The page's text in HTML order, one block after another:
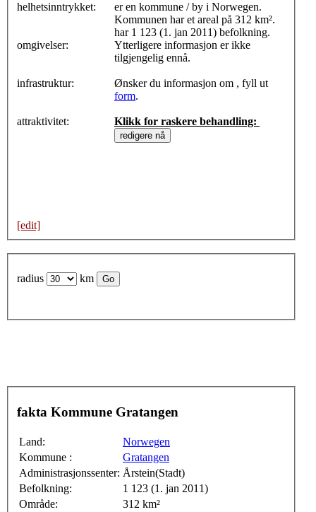
helhetsinntrykket:
omgivelser:
infrastruktur:
attraktivitet:
er en kommune / by i Norwegen.
Kommunen har et areal på 312 km².
har 1 123 (1. jan 2011) befolkning.
Ytterligere informasjon er ikke
tilgjengelig ennå.
Ønsker du informasjon om , fyll ut
form.
Klikk for raskere behandling:
[edit]
radius km
fakta Kommune Gratangen
Land:
Norwegen
Kommune :
Gratangen
Administrasjonssenter: Årstein(Stadt)
Befolkning:
1 123 (1. jan 2011)
Område:
312 km²